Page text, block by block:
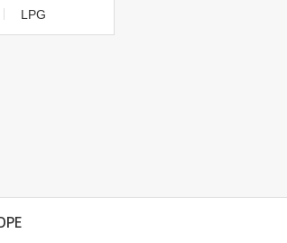
LPG